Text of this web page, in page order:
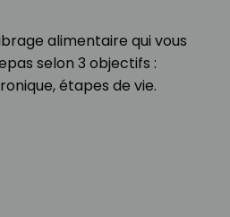
alimentaire qui vous
selon 3 objectifs :
étapes de vie.